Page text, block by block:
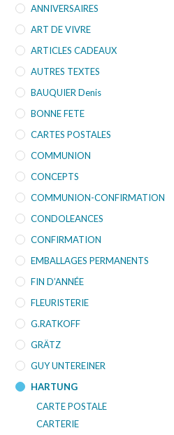
ANNIVERSAIRES
ART DE VIVRE
ARTICLES CADEAUX
AUTRES TEXTES
BAUQUIER Denis
BONNE FETE
CARTES POSTALES
COMMUNION
CONCEPTS
COMMUNION-CONFIRMATION
CONDOLEANCES
CONFIRMATION
EMBALLAGES PERMANENTS
FIN D’ANNÉE
FLEURISTERIE
G.RATKOFF
GRÄTZ
GUY UNTEREINER
HARTUNG
CARTE POSTALE
CARTERIE